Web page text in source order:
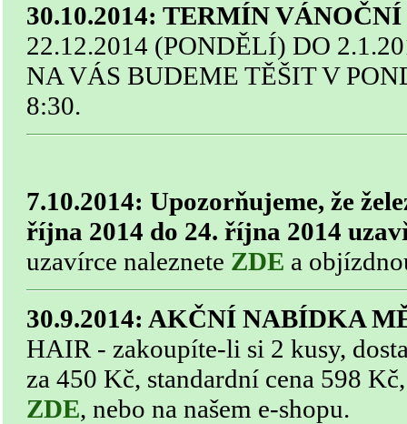
30.10.2014: TERMÍN
22.12.2014 (PONDĚLÍ) DO
NA VÁS BUDEME TĚŠIT V
8:30.
7.10.2014: Upozorňujeme, že
října 2014 do 24. října 2014
uzavírce naleznete ZDE a
30.9.2014: AKČNÍ NABÍDKA
HAIR - zakoupíte-li si 2 kusy,
za 450 Kč, standardní cena 598
ZDE, nebo na našem e-shopu.